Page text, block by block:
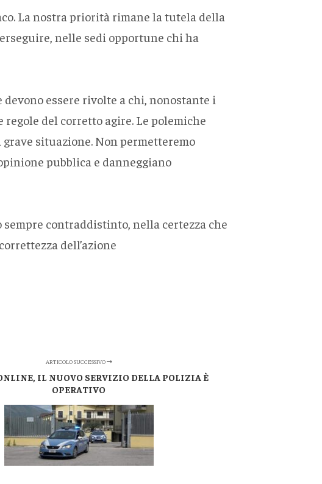
La nostra priorità rimane la tutela della
nelle sedi opportune chi ha
essere rivolte a chi, nonostante i
del corretto agire. Le polemiche
situazione. Non permetteremo
pubblica e danneggiano
contraddistinto, nella certezza che
dell’azione
ARTICOLO SUCCESSIVO
IL NUOVO SERVIZIO DELLA POLIZIA È
OPERATIVO